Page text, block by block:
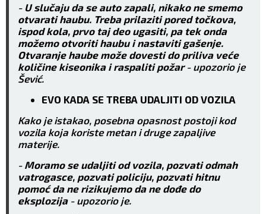
- U slučaju da se auto zapali, nikako ne smemo
otvarati haubu. Treba prilaziti pored točkova,
ispod kola, prvo taj deo ugasiti, pa tek onda
možemo otvoriti haubu i nastaviti gašenje.
Otvaranje haube može dovesti do priliva veće
količine kiseonika i raspaliti požar- upozorio je
Šević.
EVO KADA SE TREBA UDALJITI OD VOZILA
Kako je istakao, posebna opasnost postoji kod
vozila koja koriste metan i druge zapaljive
materije.
- Moramo se udaljiti od vozila, pozvati odmah
vatrogasce, pozvati policiju, pozvati hitnu
pomoć da ne rizikujemo da ne dođe do
eksplozija- upozorio je.